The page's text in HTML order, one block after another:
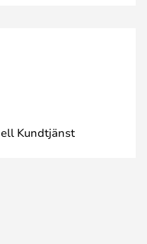
Kundtjänst